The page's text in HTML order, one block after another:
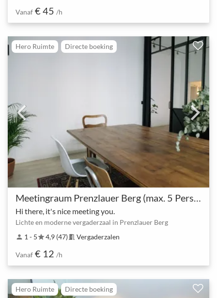
Vanaf € 45 /h
Hero Ruimte Directe boeking
Hi there, it's nice meeting you.
Lichte en moderne vergaderzaal in Prenzlauer Berg
person 1 - 5star4,9 (47) meeting_room Vergaderzalen
Vanaf € 12 /h
Hero Ruimte Directe boeking